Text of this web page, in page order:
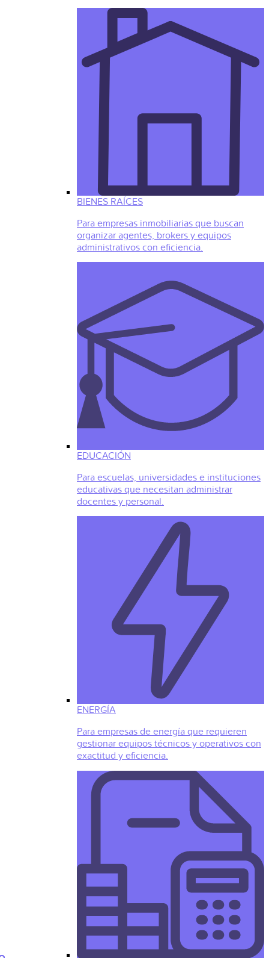
BIENES RAÍCES
Para empresas inmobiliarias que buscan
organizar agentes, brokers y equipos
administrativos con eficiencia.
EDUCACIÓN
Para escuelas, universidades e instituciones
educativas que necesitan administrar
docentes y personal.
ENERGÍA
Para empresas de energía que requieren
gestionar equipos técnicos y operativos con
exactitud y eficiencia.